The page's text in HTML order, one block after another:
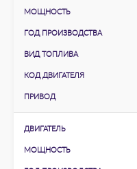
МОЩНОСТЬ
ГОД ПРОИЗВОДСТВА
ВИД ТОПЛИВА
КОД ДВИГАТЕЛЯ
ПРИВОД
ДВИГАТЕЛЬ
МОЩНОСТЬ